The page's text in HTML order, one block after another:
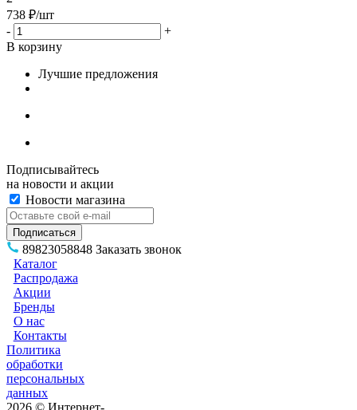
738 ₽/шт
-
+
В корзину
Лучшие предложения
Подписывайтесь
на новости и акции
Новости магазина
89823058848 Заказать звонок
Каталог
Распродажа
Акции
Бренды
О нас
Контакты
Политика
обработки
персональных
данных
2026 © Интернет-